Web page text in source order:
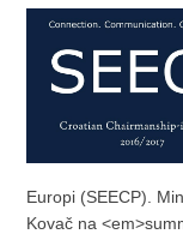
Europi (SEECP).
Kovač na